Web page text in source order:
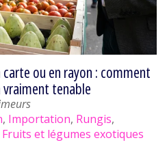
carte ou en rayon : comment
vraiment tenable
, Importation, Rungis,
Fruits et légumes exotiques